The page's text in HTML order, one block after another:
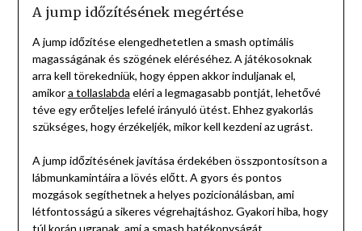
A jump időzítésének megértése
A jump időzítése elengedhetetlen a smash optimális
magasságának és szögének eléréséhez. A játékosoknak
arra kell törekedniük, hogy éppen akkor induljanak el,
amikora tollaslabda eléri a legmagasabb pontját, lehetővé
téve egy erőteljes lefelé irányuló ütést. Ehhez gyakorlás
szükséges, hogy érzékeljék, mikor kell kezdeni az ugrást.
A jump időzítésének javítása érdekében összpontosítson a
lábmunkamintáira a lövés előtt. A gyors és pontos
mozgások segíthetnek a helyes pozicionálásban, ami
létfontosságú a sikeres végrehajtáshoz. Gyakori hiba, hogy
túl korán ugranak, ami a smash hatékonyságát